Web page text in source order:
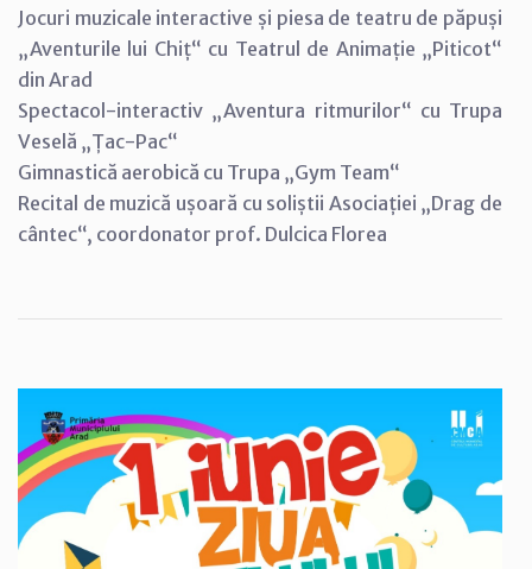
Jocuri muzicale interactive și piesa de teatru de păpuși
„Aventurile lui Chiț“ cu Teatrul de Animație „Piticot“
din Arad
Spectacol-interactiv „Aventura ritmurilor“ cu Trupa
Veselă „Țac-Pac“
Gimnastică aerobică cu Trupa „Gym Team“
Recital de muzică ușoară cu soliștii Asociației „Drag de
cântec“, coordonator prof. Dulcica Florea